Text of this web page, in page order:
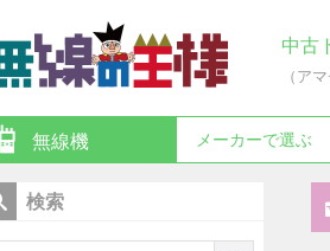
中古
（ア
無線機 メーカーで選ぶ
検索